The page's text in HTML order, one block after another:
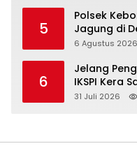
5
Polsek
Jagung di
Dukungan
6 Agustus 2026
6
Jelang
IKSPI Kera
Pembinaan
31 Juli 2026